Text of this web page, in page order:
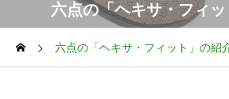
六点の「ヘキサ・フィ
六点の「ヘキサ・フィット」の紹